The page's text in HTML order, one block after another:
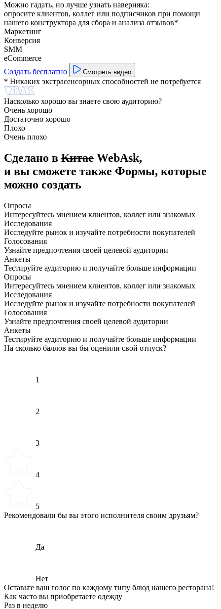
Можно гадать, но лучше узнать наверняка:
опросите клиентов, коллег или подписчиков при помощи
нашего конструктора для сбора и анализа отзывов*
Маркетинг
Конверсия
SMM
eCommerce
Создать бесплатно
Смотреть видео
* Никаких экстрасенсорных способностей не потребуется
Насколько хорошо вы знаете свою аудиторию?
Очень хорошо
Достаточно хорошо
Плохо
Очень плохо
Сделано в Китае WebAsk,
и вы сможете также Формы, которые
можно создать
Опросы
Интересуйтесь мнением клиентов, коллег или знакомых
Исследования
Исследуйте рынок и изучайте потребности покупателей
Голосования
Узнайте предпочтения своей целевой аудитории
Анкеты
Тестируйте аудиторию и получайте больше информации
Опросы
Интересуйтесь мнением клиентов, коллег или знакомых
Исследования
Исследуйте рынок и изучайте потребности покупателей
Голосования
Узнайте предпочтения своей целевой аудитории
Анкеты
Тестируйте аудиторию и получайте больше информации
На сколько баллов вы бы оценили свой отпуск?
1
2
3
4
5
Рекомендовали бы вы этого исполнителя своим друзьям?
Да
Нет
Оставьте ваш голос по каждому типу блюд нашего ресторана!
Как часто вы приобретаете одежду
Раз в неделю